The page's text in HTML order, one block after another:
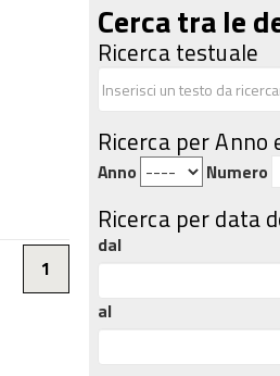
1
Cerca tra le
Ricerca testuale
Ricerca per Anno
Anno Numero
Ricerca per data
dal
al